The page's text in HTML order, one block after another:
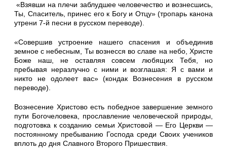
«Взявши на плечи заблуд­шее человечество и вознес­шись,
Ты, Спаситель, принес его к Богу и Отцу» (тропарь канона
утрени 7-й песни в русском переводе).
«Совершив устроение нашего спасения и объединив
земное с небесным, Ты вознесся во славе на небо, Христе
Боже наш, не ос­тавляя совсем любящих Тебя, но
пребывая неразлучно с ними и возглашая: Я с вами и
никто не одолеет вас» (кондак Вознесения в русском
переводе).
Вознесение Христово есть победное завершение земного
пути Богочеловека, прославление человеческой природы,
подготовка к созданию семьи Христовой — Его Церкви —
постоянному пребы­ванию Господа среди Своих учеников
вплоть до дня Славного Второго Пришествия.